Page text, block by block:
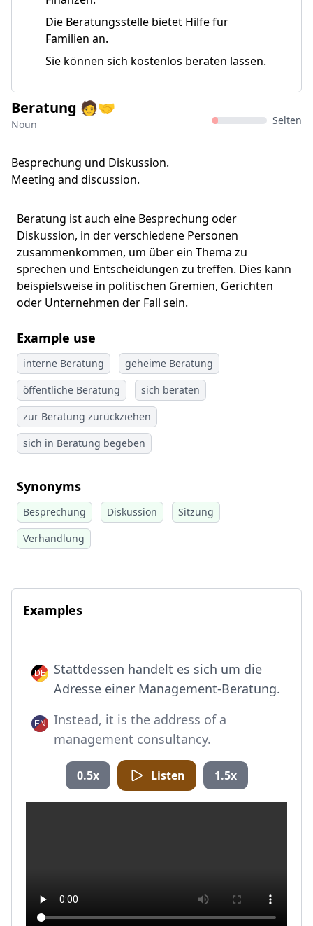
Die Beratungsstelle bietet Hilfe für
Familien an.
Sie können sich kostenlos beraten lassen.
Beratung 🧑‍🤝
Noun Selten
Besprechung und Diskussion.
Meeting and discussion.
Beratung ist auch eine Besprechung oder
Diskussion, in der verschiedene Personen
zusammenkommen, um über ein Thema zu
sprechen und Entscheidungen zu treffen. Dies kann
beispielsweise in politischen Gremien, Gerichten
oder Unternehmen der Fall sein.
Example use
interne Beratung
geheime Beratung
öffentliche Beratung
sich beraten
zur Beratung zurückziehen
sich in Beratung begeben
Synonyms
Besprechung Diskussion
Sitzung
Verhandlung
Examples
Stattdessen handelt es sich um die
Adresse einer Management-Beratung.
Instead, it is the address of a
management consultancy.
0.5x Listen 1.5x